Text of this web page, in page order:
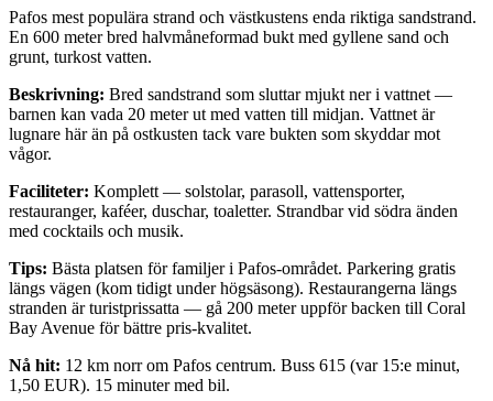
Pafos mest populära strand och västkustens enda riktiga sandstrand.
En 600 meter bred halvmåneformad bukt med gyllene sand och
grunt, turkost vatten.
Beskrivning: Bred sandstrand som sluttar mjukt ner i vattnet —
barnen kan vada 20 meter ut med vatten till midjan. Vattnet är
lugnare här än på ostkusten tack vare bukten som skyddar mot
vågor.
Faciliteter: Komplett — solstolar, parasoll, vattensporter,
restauranger, kaféer, duschar, toaletter. Strandbar vid södra änden
med cocktails och musik.
Tips: Bästa platsen för familjer i Pafos-området. Parkering gratis
längs vägen (kom tidigt under högsäsong). Restaurangerna längs
stranden är turistprissatta — gå 200 meter uppför backen till Coral
Bay Avenue för bättre pris-kvalitet.
Nå hit: 12 km norr om Pafos centrum. Buss 615 (var 15:e minut,
1,50 EUR). 15 minuter med bil.